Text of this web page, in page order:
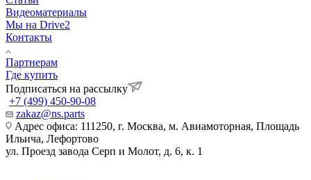
Видеоматериалы
Мы на Drive2
Контакты
Партнерам
Где купить
Подписаться на рассылку
+7 (499) 450-90-08
zakaz@ns.parts
Адрес офиса: 111250, г. Москва, м. Авиамоторная, Площадь
Ильича, Лефортово
ул. Проезд завода Серп и Молот, д. 6, к. 1